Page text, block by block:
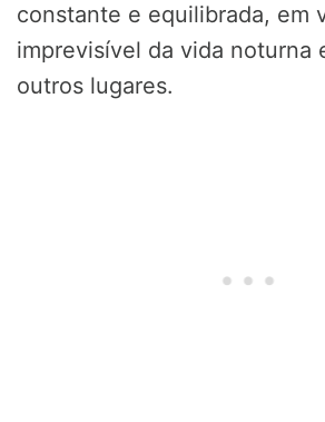
constante e equilibrada, em
imprevisível da vida noturna
outros lugares.